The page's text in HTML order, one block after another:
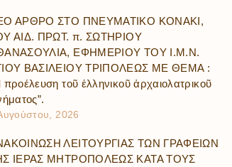
ΑΡΘΡΟ ΣΤΟ ΠΝΕΥΜΑΤΙΚΟ ΚΟΝΑΚΙ,
ΑΙΔ. ΠΡΩΤ. π. ΣΩΤΗΡΙΟΥ
ΕΦΗΜΕΡΙΟΥ ΤΟΥ Ι.Μ.Ν.
ΒΑΣΙΛΕΙΟΥ ΤΡΙΠΟΛΕΩΣ ΜΕ ΘΕΜΑ :
προέλευση τοῦ ἑλληνικοῦ ἀρχαιολατρικοῦ
2026
ΛΕΙΤΟΥΡΓΙΑΣ ΤΩΝ ΓΡΑΦΕΙΩΝ
ΙΕΡΑΣ ΜΗΤΡΟΠΟΛΕΩΣ ΚΑΤΑ ΤΟΥΣ